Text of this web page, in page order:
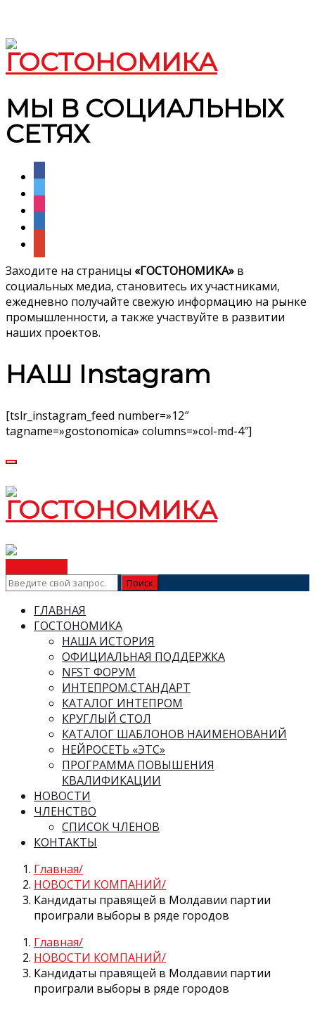
МЫ В СОЦИАЛЬНЫХ
СЕТЯХ
Заходите на страницы «ГОСТОНОМИКА» в
социальных медиа, становитесь их участниками,
ежедневно получайте свежую информацию на рынке
промышленности, а также участвуйте в развитии
наших проектов.
НАШ Instagram
[tslr_instagram_feed number=»12″
tagname=»gostonomica» columns=»col-md-4″]
ГЛАВНАЯ
ГОСТОНОМИКА
НАША ИСТОРИЯ
ОФИЦИАЛЬНАЯ ПОДДЕРЖКА
NFST ФОРУМ
ИНТЕПРОМ.СТАНДАРТ
КАТАЛОГ ИНТЕПРОМ
КРУГЛЫЙ СТОЛ
КАТАЛОГ ШАБЛОНОВ НАИМЕНОВАНИЙ
НЕЙРОСЕТЬ «ЭТС»
ПРОГРАММА ПОВЫШЕНИЯ
КВАЛИФИКАЦИИ
НОВОСТИ
ЧЛЕНСТВО
СПИСОК ЧЛЕНОВ
КОНТАКТЫ
Главная
НОВОСТИ КОМПАНИЙ
Кандидаты правящей в Молдавии партии
проиграли выборы в ряде городов
Главная
НОВОСТИ КОМПАНИЙ
Кандидаты правящей в Молдавии партии
проиграли выборы в ряде городов